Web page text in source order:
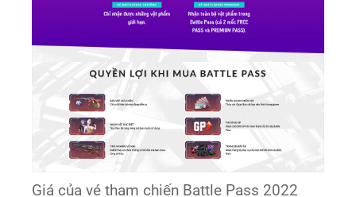
Giá của vé tham chiến Battle Pass 2022